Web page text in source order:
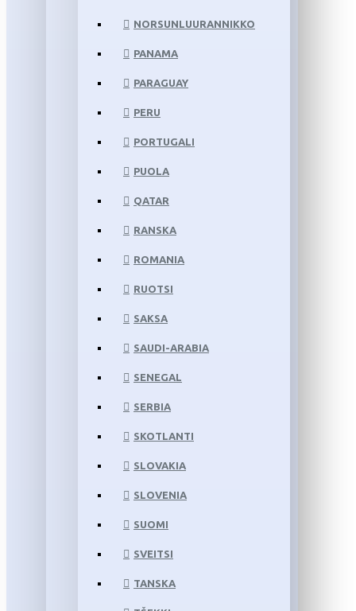
NORSUNLUURANNIKKO
PANAMA
PARAGUAY
PERU
PORTUGALI
PUOLA
QATAR
RANSKA
ROMANIA
RUOTSI
SAKSA
SAUDI-ARABIA
SENEGAL
SERBIA
SKOTLANTI
SLOVAKIA
SLOVENIA
SUOMI
SVEITSI
TANSKA